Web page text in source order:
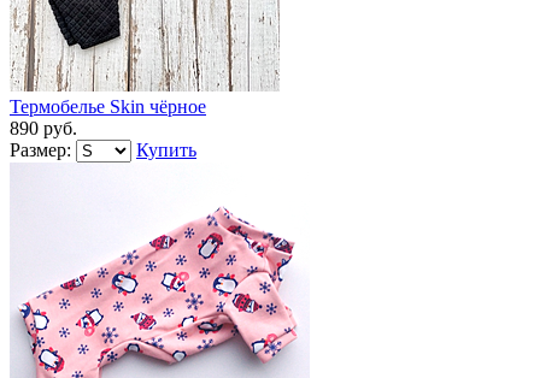
Термобелье Skin чёрное
890 руб.
Размер:
Купить